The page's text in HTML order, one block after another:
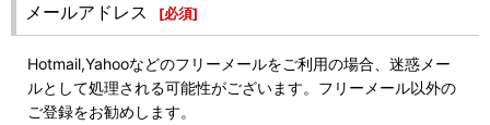
メールアドレス [必須]
Hotmail,Yahooなどのフリーメールをご利用の場合、迷惑メー
ルとして処理される可能性がございます。フリーメール以外の
ご登録をお勧めします。